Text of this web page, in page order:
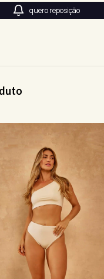
quero reposição